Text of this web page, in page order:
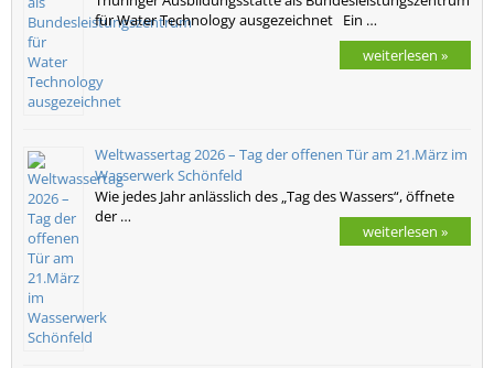
für Water Technology ausgezeichnet Ein …
weiterlesen »
Weltwassertag 2026 – Tag der offenen Tür am 21.März im
Wasserwerk Schönfeld
Wie jedes Jahr anlässlich des „Tag des Wassers“, öffnete
der …
weiterlesen »